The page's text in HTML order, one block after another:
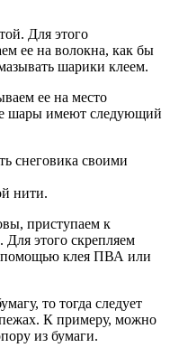
Для этого
ее на волокна, как бы
шарики клеем.
ее на место
шары имеют следующий
снеговика своими
нити.
приступаем к
этого скрепляем
помощью клея ПВА или
то тогда следует
К примеру, можно
из бумаги.